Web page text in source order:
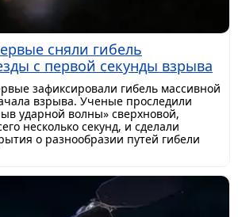
сняли гибель
с первой секунды взрыва
зафиксировали гибель массивной
взрыва. Ученые проследили
ударной волны» сверхновой,
несколько секунд, и сделали
о разнообразии путей гибели